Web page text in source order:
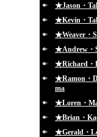
★Jason・
★Kevin・
★Weaver・
★Andrew・
★Richard・
★Ramon・
ma
★Loren・
★Brian・
★Gerald・